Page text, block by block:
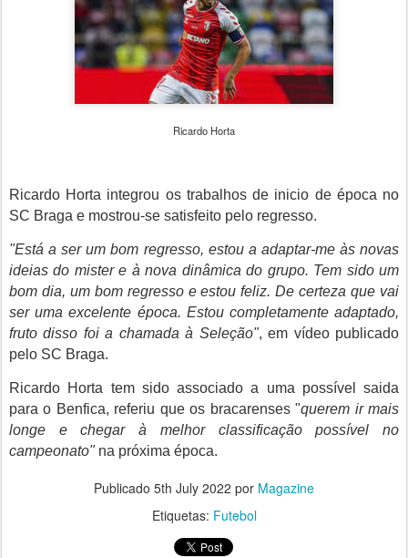
Ricardo Horta
Ricardo Horta integrou os trabalhos de inicio de época no
SC Braga e mostrou-se satisfeito pelo regresso.
"Está a ser um bom regresso, estou a adaptar-me às novas
ideias do mister e à nova dinâmica do grupo. Tem sido um
bom dia, um bom regresso e estou feliz. De certeza que vai
ser uma excelente época. Estou completamente adaptado,
fruto disso foi a chamada à Seleção", em vídeo publicado
pelo SC Braga.
Ricardo Horta tem sido associado a uma possível saida
para o Benfica, referiu que os bracarenses "querem ir mais
longe e chegar à melhor classificação possível no
campeonato"na próxima época.
Publicado 5th July 2022 por Magazine
Etiquetas: Futebol